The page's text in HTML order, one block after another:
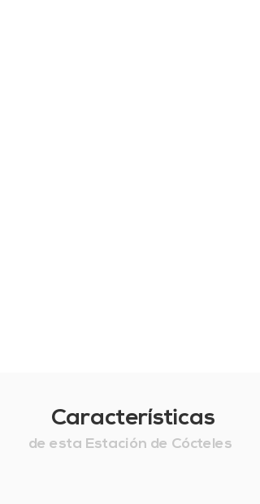
Características
de esta Estación de Cócteles